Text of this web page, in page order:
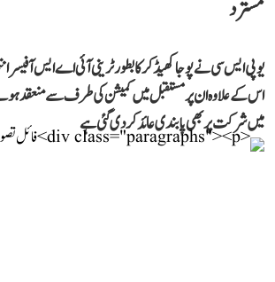
مسترد
یو پی ایس سی نے پوجا کھیڈکر کا بطور ٹرینی آئی اے ایس
اس کے علاوہ ان پر مستقبل میں کمیشن کی طرف سے منعقد
میں شرکت پر بھی پابندی عائد کر دی گئی ہے